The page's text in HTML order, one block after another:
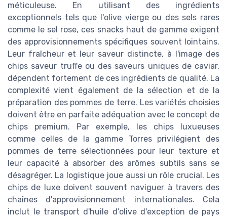
méticuleuse. En utilisant des ingrédients
exceptionnels tels que l'olive vierge ou des sels rares
comme le sel rose, ces snacks haut de gamme exigent
des approvisionnements spécifiques souvent lointains.
Leur fraîcheur et leur saveur distincte, à l'image des
chips saveur truffe ou des saveurs uniques de caviar,
dépendent fortement de ces ingrédients de qualité. La
complexité vient également de la sélection et de la
préparation des pommes de terre. Les variétés choisies
doivent être en parfaite adéquation avec le concept de
chips premium. Par exemple, les chips luxueuses
comme celles de la gamme Torres privilégient des
pommes de terre sélectionnées pour leur texture et
leur capacité à absorber des arômes subtils sans se
désagréger. La logistique joue aussi un rôle crucial. Les
chips de luxe doivent souvent naviguer à travers des
chaînes d'approvisionnement internationales. Cela
inclut le transport d'huile d’olive d'exception de pays